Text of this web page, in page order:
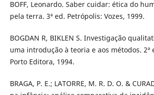
BOFF, Leonardo. Saber cuidar: ética do
pela terra. 3ª ed. Petrópolis: Vozes, 1999.
BOGDAN R, BIKLEN S. Investigação
uma introdução à teoria e aos métodos. 2ª
Porto Editora, 1994.
BRAGA, P. E.; LATORRE, M. R. D. O. &